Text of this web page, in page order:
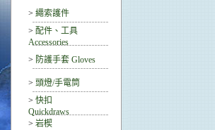
> 繩索護件
> 配件、工具
Accessories
> 防護手套 Gloves
> 頭燈/手電筒
> 快扣
Quickdraws
> 岩楔